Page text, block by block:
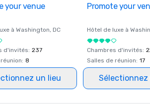
your venue
à Washington, DC
d'invités: 237
: 8
un lieu
Promote your
Hôtel de luxe à
Chambres d'invités:
Salles de réunion: 17
Sélectionnez